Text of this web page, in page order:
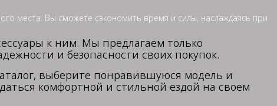
места. Вы сможете сэкономить время и силы, наслаждаясь при
к ним. Мы предлагаем только
и безопасности своих покупок.
выберите понравившуюся модель и
комфортной и стильной ездой на своем